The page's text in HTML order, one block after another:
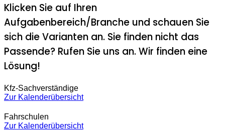
Klicken Sie auf Ihren
Aufgabenbereich/Branche und schauen Sie
sich die Varianten an. Sie finden nicht das
Passende? Rufen Sie uns an. Wir finden eine
Lösung!
Kfz-Sachverständige
Zur Kalenderübersicht
Fahrschulen
Zur Kalenderübersicht